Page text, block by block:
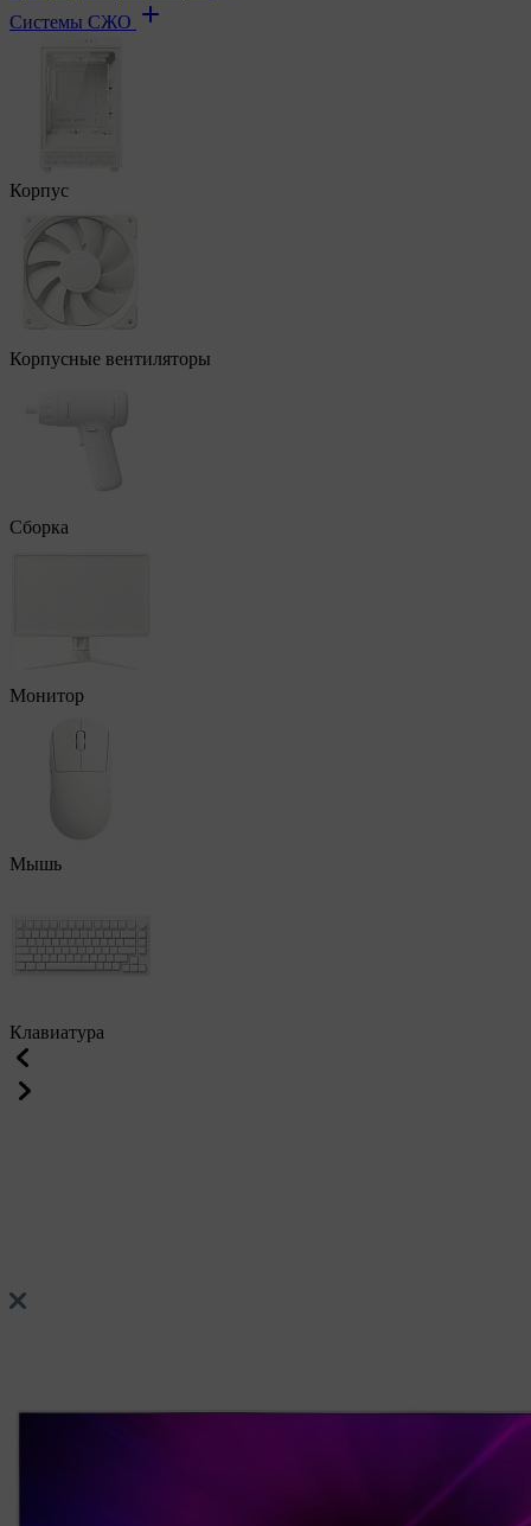
Системы СЖО
Корпус
Корпусные вентиляторы
Сборка
Монитор
Мышь
Клавиатура